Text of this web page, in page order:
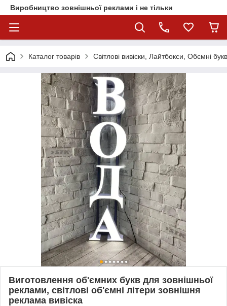
Виробництво зовнішньої реклами і не тільки
Каталог товарів Світлові вивіски, Лайтбокси, Обємні
Виготовлення об'ємних букв для зовнішньої
реклами, світлові об'ємні літери зовнішня
реклама вивіска